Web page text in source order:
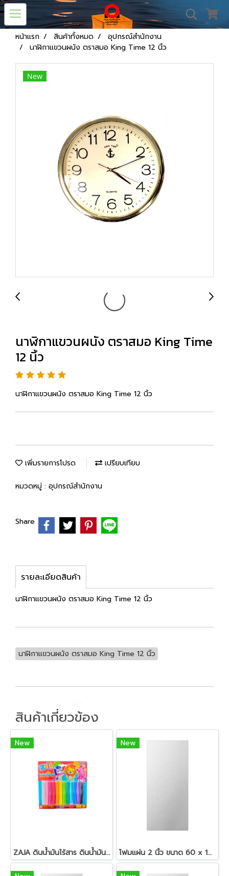
หน้าแรก สินค้าทั้งหมด
อุปกรณ์สำนักงาน
นาฬิกาแขวนผนัง ตราสมอ King Time 12 นิ้ว
New
นาฬิกาแขวนผนัง ตราสมอ King Time
12 นิ้ว
นาฬิกาแขวนผนัง ตราสมอ King Time 12 นิ้ว
เพิ่มรายการโปรด เปรียบเทียบ
หมวดหมู่ : อุปกรณ์สำนักงาน
Share
รายละเอียดสินค้า
นาฬิกาแขวนผนัง ตราสมอ King Time 12 นิ้ว
นาฬิกาแขวนผนัง ตราสมอ King Time 12 นิ้ว
สินค้าเกี่ยวข้อง
New
ZAJA ดินน้ำมันไร้สาร ดินน้ำมันแท่งกลม 200 กรัม
New
โฟมแผ่น 2 นิ้ว ขนาด 60 x 120 ซม.สีขาว